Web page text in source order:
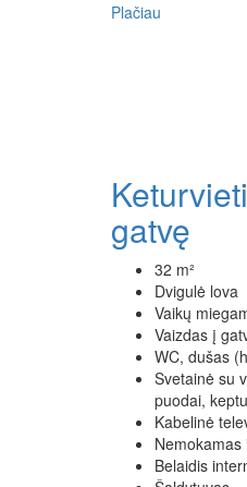
Plačiau
gatvę
32 m²
Dvigulė lova
Vaikų
Vaizdas į
WC, dušas
Svetainė su
puodai,
Kabelinė
Belaidis